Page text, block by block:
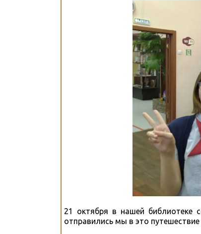
21 октября в нашей библиотеке
отправились мы в это